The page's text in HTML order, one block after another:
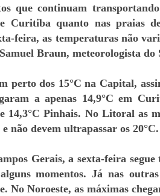
que continuam
Curitiba quanto nas praias
feira, as temperaturas não
Braun, meteorologista do
perto dos 15°C na Capital,
a apenas 14,9°C em
14,3°C Pinhais. No Litoral as
não devem ultrapassar os 20°C.
Gerais, a sexta-feira
momentos. Já nas
No Noroeste, as máximas